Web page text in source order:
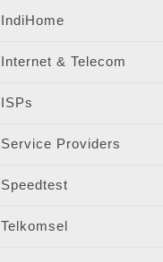
IndiHome
Internet & Telecom
ISPs
Service Providers
Speedtest
Telkomsel